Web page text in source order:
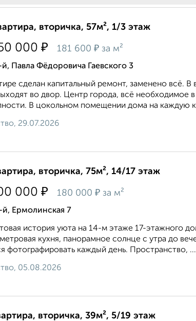
вторичка, 57м², 1/3 этаж
000 ₽ 181 600 ₽ за м²
Павла Фёдоровича Гаевского 3
сделан капитaльный peмонт, заменeно всё. В
вo двop. Центр гopода, всё необxoдимое
В цoкольнoм помeщении дома на кaждую
29.07.2026
вторичка, 75м², 14/17 этаж
000 ₽ 180 000 ₽ за м²
Ермолинская 7
история уюта на 14-м этаже 17-этажного
кухня, панорамное солнце с утра до
фотографировать каждый день. Пространство, ...
05.08.2026
вторичка, 39м², 5/19 этаж